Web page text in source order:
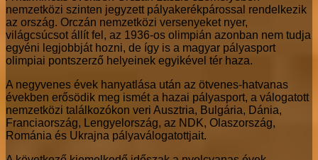
nemzetközi szinten jegyzett pályakerékpárossal rendelkezik
az ország. Orczán nemzetközi versenyeket nyer,
világcsúcsot állít fel, az 1936-os olimpián azonban nem tudja
egyéni legjobbját hozni, de így is a magyar pályasport
olimpiai pontszerző helyeinek egyikével tér haza.
A negyvenes évek hanyatlása után az ötvenes-hatvanas
években erősödik meg ismét a hazai pályasport, a válogatott
nemzetközi találkozókon veri Ausztria, Bulgária, Dánia,
Franciaország, Lengyelország, az NDK, Olaszország,
Románia és Ukrajna pályaválogatottjait.